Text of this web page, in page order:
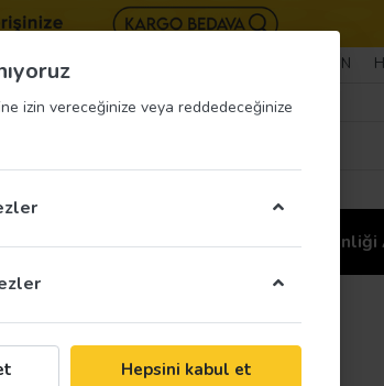
BIZE ULAŞIN
İş Güvenliği Ekipmanları İş
Taroks
izin vereceğinize veya reddedeceğinize
Hepsini kabul et